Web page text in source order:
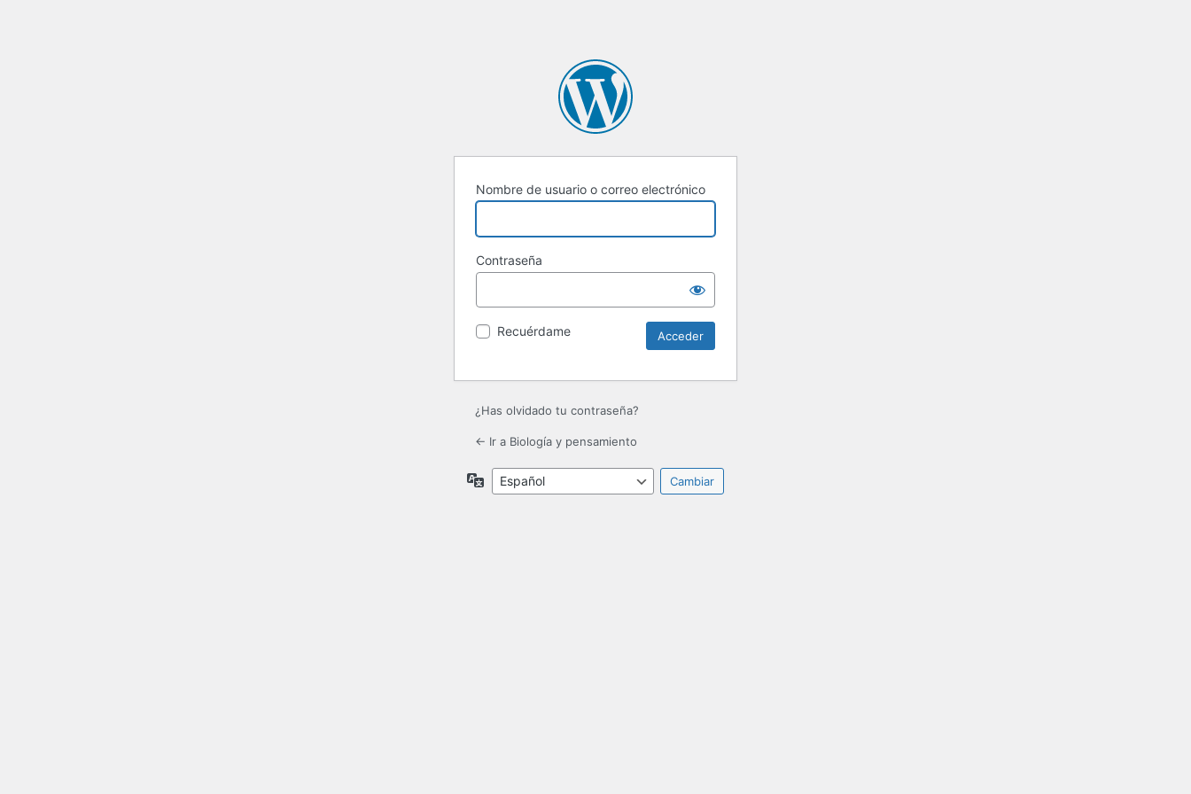
Nombre de usuario o correo electrónico
Contraseña
Recuérdame
¿Has olvidado tu contraseña?
← Ir a Biología y pensamiento
Idioma